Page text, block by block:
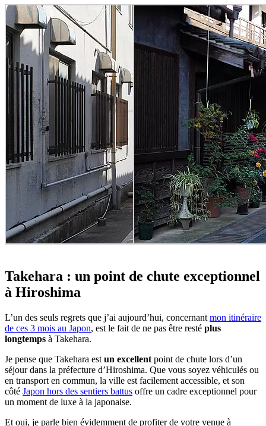
Takehara : un point de chute exceptionnel
à Hiroshima
L’un des seuls regrets que j’ai aujourd’hui, concernant mon itinéraire
de ces 3 mois au Japon, est le fait de ne pas être resté plus
longtemps à Takehara.
Je pense que Takehara est un excellent point de chute lors d’un
séjour dans la préfecture d’Hiroshima. Que vous soyez véhiculés ou
en transport en commun, la ville est facilement accessible, et son
côté Japon hors des sentiers battus offre un cadre exceptionnel pour
un moment de luxe à la japonaise.
Et oui, je parle bien évidemment de profiter de votre venue à